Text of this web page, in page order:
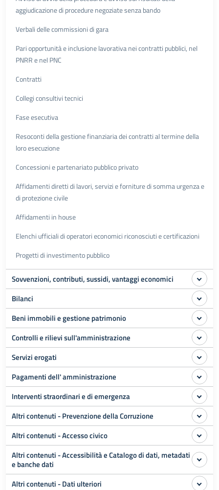
aggiudicazione di procedure negoziate senza bando
Verbali delle commissioni di gara
Pari opportunità e inclusione lavorativa nei contratti pubblici, nel
PNRR e nel PNC
Contratti
Collegi consultivi tecnici
Fase esecutiva
Resoconti della gestione finanziaria dei contratti al termine della
loro esecuzione
Concessioni e partenariato pubblico privato
Affidamenti diretti di lavori, servizi e forniture di somma urgenza e
di protezione civile
Affidamenti in house
Elenchi ufficiali di operatori economici riconosciuti e certificazioni
Progetti di investimento pubblico
Sovvenzioni, contributi, sussidi, vantaggi economici
Bilanci
Beni immobili e gestione patrimonio
Controlli e rilievi sull'amministrazione
Servizi erogati
Pagamenti dell' amministrazione
Interventi straordinari e di emergenza
Altri contenuti - Prevenzione della Corruzione
Altri contenuti - Accesso civico
Altri contenuti - Accessibilità e Catalogo di dati, metadati
e banche dati
Altri contenuti - Dati ulteriori